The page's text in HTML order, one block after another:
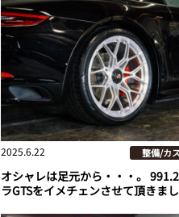
2025.6.22 整備/カ
オシャレは足元から・・・。
ラGTSをイメチェンさせて頂きま